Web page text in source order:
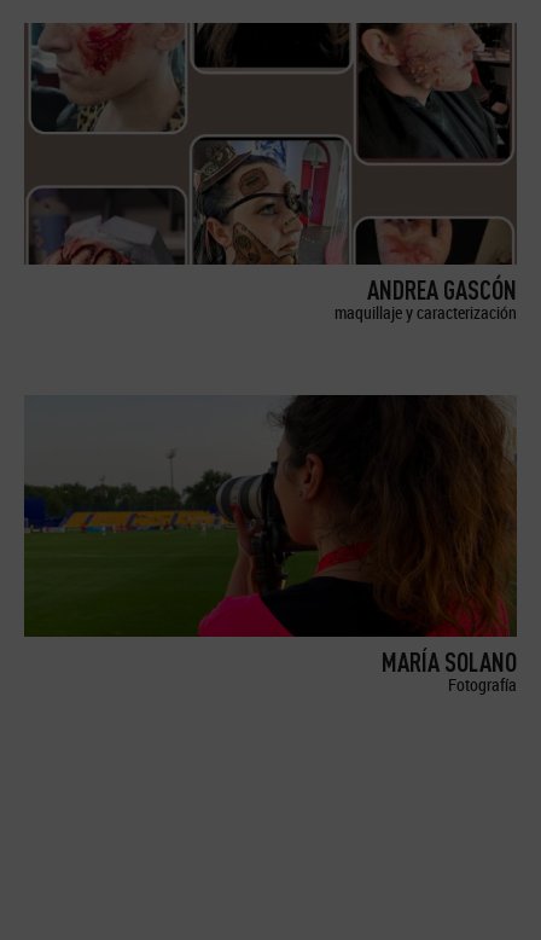
ANDREA GASCÓN
maquillaje y caracterización
MARÍA SOLANO
Fotografía